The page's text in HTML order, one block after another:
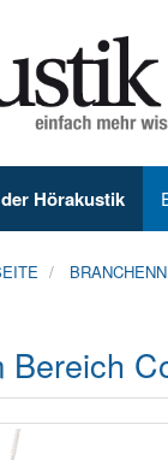
Hörakustik
Bereich